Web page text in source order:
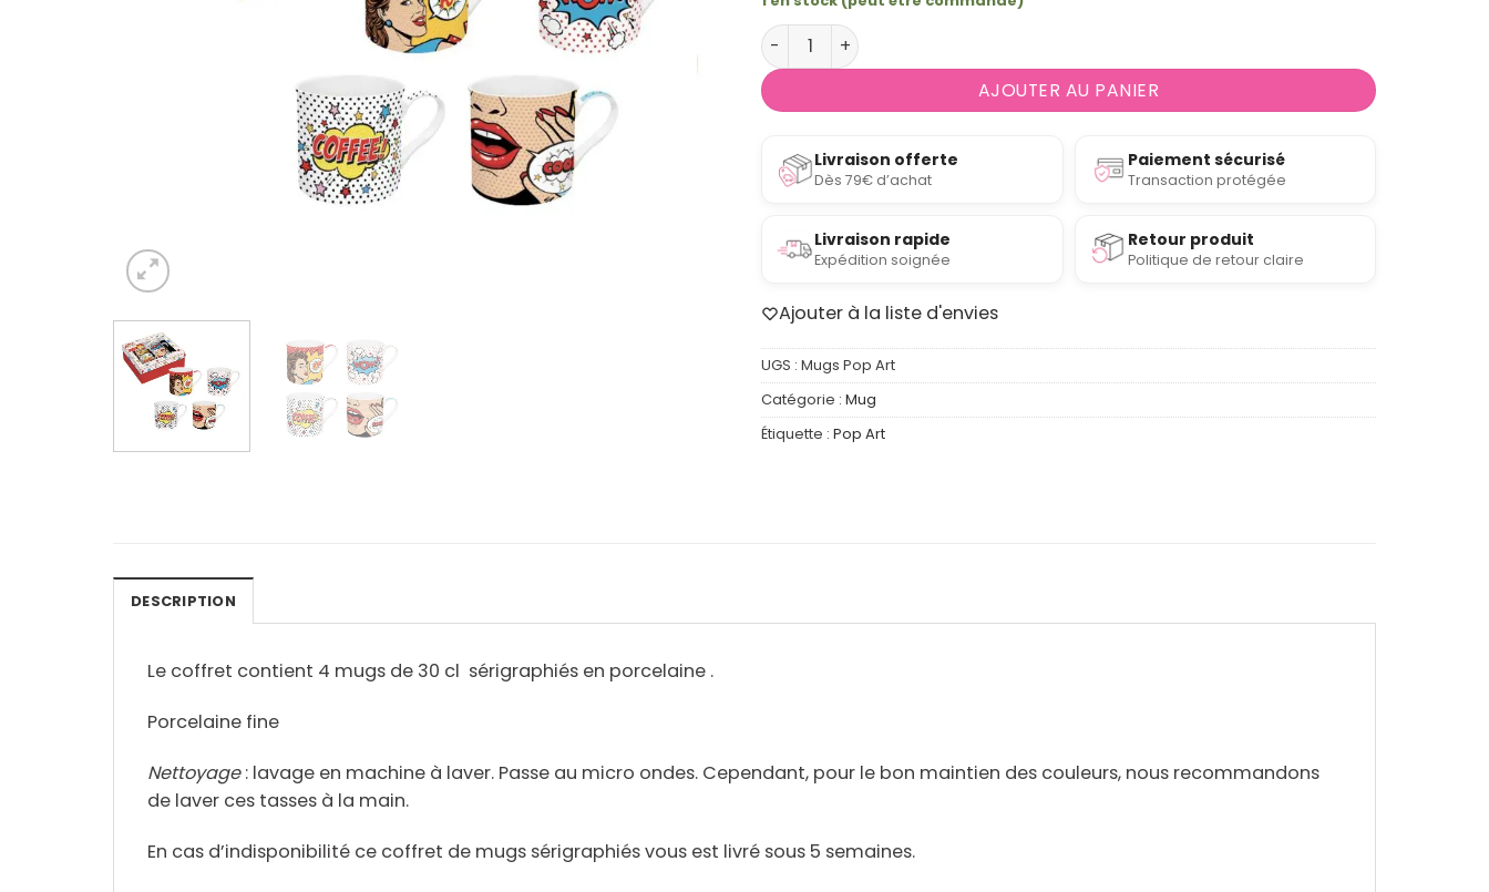
quantité de Coffret 4 mugs 30cl en porcelaine fine Pop Art
AJOUTER AU PANIER
Livraison offerte
Dès 79€ d’achat
Paiement sécurisé
Transaction protégée
Livraison rapide
Expédition soignée
Retour produit
Politique de retour claire
Ajouter à la liste d'envies
UGS : Mugs Pop Art
Catégorie : Mug
Étiquette : Pop Art
DESCRIPTION
Le coffret contient 4 mugs de 30 cl sérigraphiés en porcelaine .
Porcelaine fine
Nettoyage: lavage en machine à laver. Passe au micro ondes. Cependant, pour le bon maintien des couleurs, nous recommandons
de laver ces tasses à la main.
En cas d’indisponibilité ce coffret de mugs sérigraphiés vous est livré sous 5 semaines.